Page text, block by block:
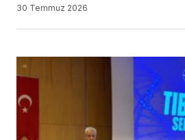
30 Temmuz 2026